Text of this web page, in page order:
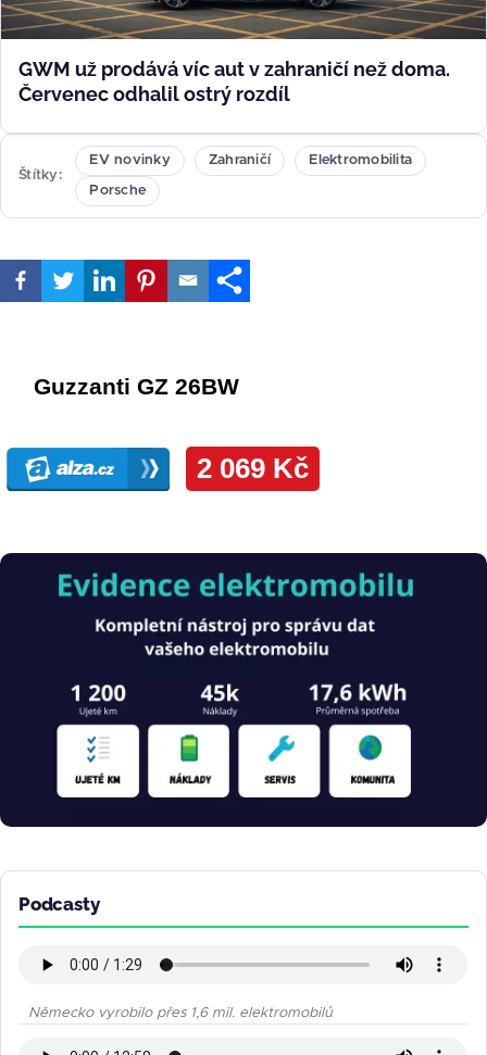
GWM už prodává víc aut v zahraničí než doma.
Červenec odhalil ostrý rozdíl
Štítky
EV novinky Zahraničí Elektromobilita
Porsche
Obrázek
Podcasty
Německo vyrobilo přes 1,6 mil. elektromobilů